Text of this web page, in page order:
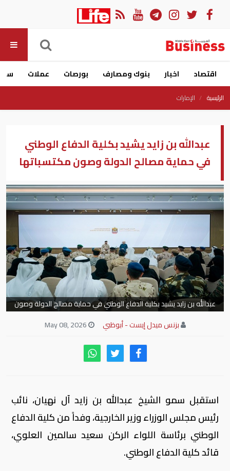
اقتصاد اخبار بنوك ومصارف بورصات عملات
الرئيسية الإمارات
عبدالله بن زايد يشيد بكلية الدفاع الوطني
في حماية مصالح الدولة وصون مكتسباتها
عبدالله بن زايد يشيد بكلية الدفاع الوطني في حماية مصالح الدولة وصون
مكتسباتها
بزنس ميدل إيست - أبوظبي
استقبل سمو الشيخ عبدالله بن زايد آل نهيان، نائب
رئيس مجلس الوزراء وزير الخارجية، وفداً من كلية الدفاع
الوطني برئاسة اللواء الركن سعيد سالمين العلوي،
قائد كلية الدفاع الوطني.